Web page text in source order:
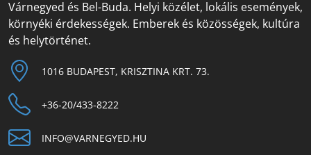
Várnegyed és Bel-Buda. Helyi közélet, lokális események,
környéki érdekességek. Emberek és közösségek, kultúra
és helytörténet.
1016 BUDAPEST, KRISZTINA KRT. 73.
+36-20/433-8222
INFO@VARNEGYED.HU